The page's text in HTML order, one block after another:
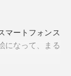
マートフォンス
になって、まる